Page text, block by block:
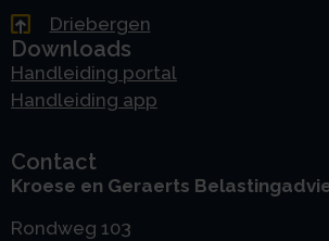
Driebergen
Downloads
Handleiding portal
Handleiding app
Contact
Kroese en Geraerts
Rondweg 103